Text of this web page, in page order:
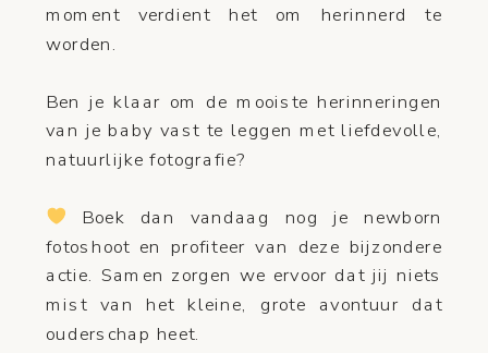
moment verdient het om herinnerd te
worden.
Ben je klaar om de mooiste herinneringen
van je baby vast te leggen met liefdevolle,
natuurlijke fotografie?
Boek dan vandaag nog je newborn
fotoshoot en profiteer van deze bijzondere
actie. Samen zorgen we ervoor dat jij niets
mist van het kleine, grote avontuur dat
ouderschap heet.